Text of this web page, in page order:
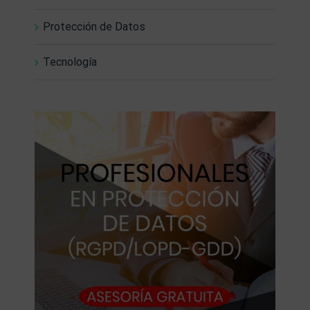
Protección de Datos
Tecnología